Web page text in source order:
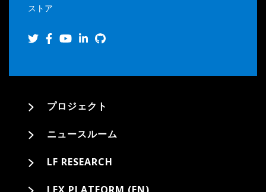
ストア
プロジェクト
ニュースルーム
LF RESEARCH